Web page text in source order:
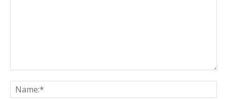
Comment: